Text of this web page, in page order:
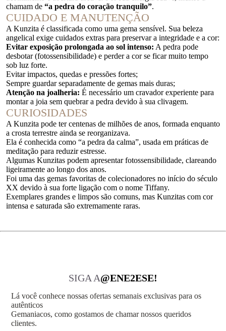
chamam de “a pedra do coração tranquilo”.
CUIDADO E MANUTENÇÃO
A Kunzita é classificada como uma gema sensível. Sua beleza
angelical exige cuidados extras para preservar a integridade e a cor:
Evitar exposição prolongada ao sol intenso: A pedra pode
desbotar (fotossensibilidade) e perder a cor se ficar muito tempo
sob luz forte.
Evitar impactos, quedas e pressões fortes;
Sempre guardar separadamente de gemas mais duras;
Atenção na joalheria: É necessário um cravador experiente para
montar a joia sem quebrar a pedra devido à sua clivagem.
CURIOSIDADES
A Kunzita pode ter centenas de milhões de anos, formada enquanto
a crosta terrestre ainda se reorganizava.
Ela é conhecida como “a pedra da calma”, usada em práticas de
meditação para reduzir estresse.
Algumas Kunzitas podem apresentar fotossensibilidade, clareando
ligeiramente ao longo dos anos.
Foi uma das gemas favoritas de colecionadores no início do século
XX devido à sua forte ligação com o nome Tiffany.
Exemplares grandes e limpos são comuns, mas Kunzitas com cor
intensa e saturada são extremamente raras.
SIGA A@ENE2ESE!
Lá você conhece nossas ofertas semanais exclusivas para os
autênticos
Gemaniacos, como gostamos de chamar nossos queridos
clientes.